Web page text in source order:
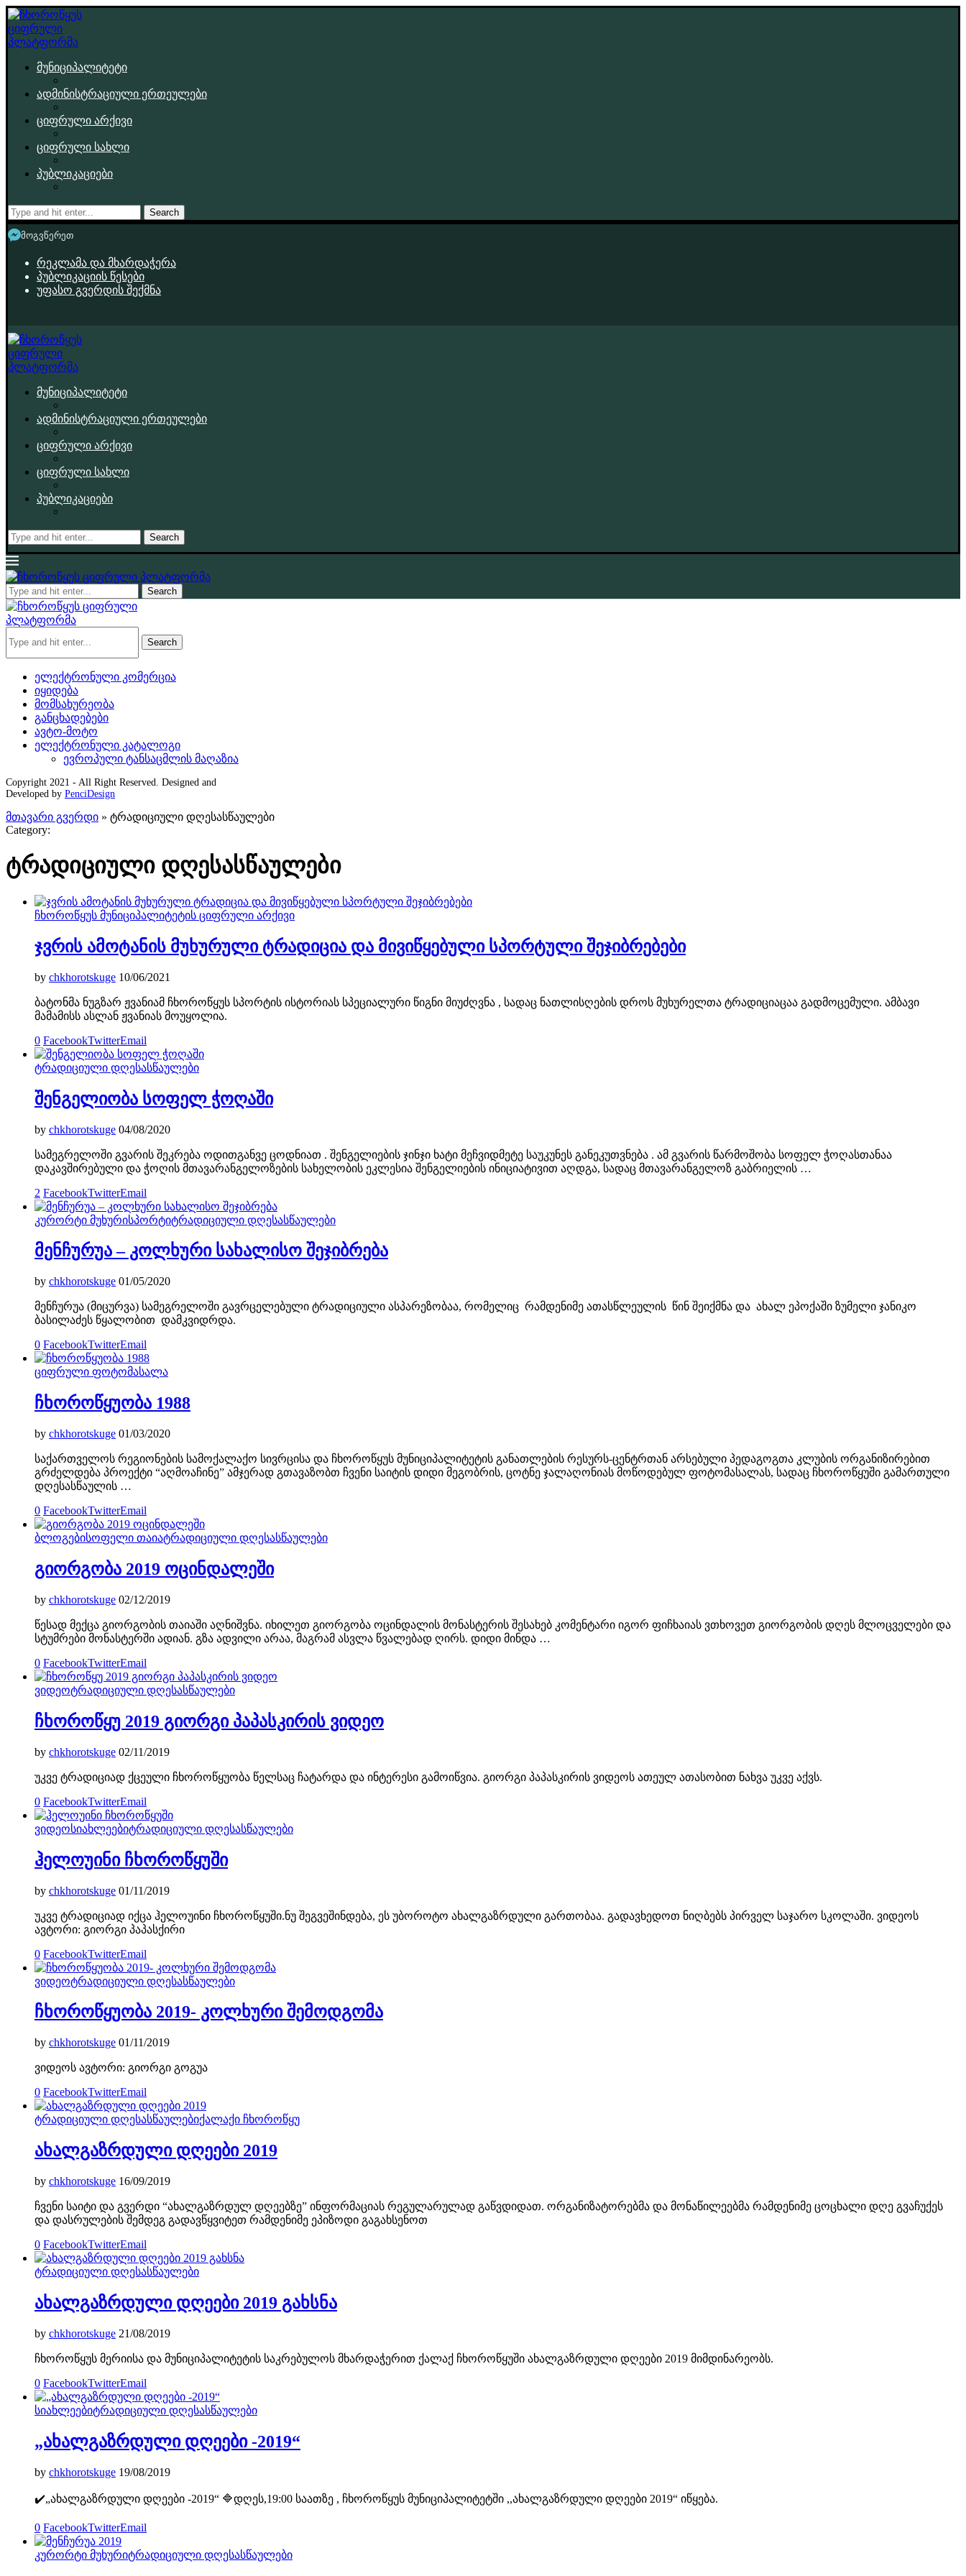
მუნიციპალიტეტი
ადმინისტრაციული ერთეულები
ციფრული არქივი
ციფრული სახლი
პუბლიკაციები
Search
მოგვწერეთ
რეკლამა და მხარდაჭერა
პუბლიკაციის წესები
უფასო გვერდის შექმნა
მუნიციპალიტეტი
ადმინისტრაციული ერთეულები
ციფრული არქივი
ციფრული სახლი
პუბლიკაციები
Search
Search
Search
ელექტრონული კომერცია
იყიდება
მომსახურეობა
განცხადებები
ავტო-მოტო
ელექტრონული კატალოგი
ევროპული ტანსაცმლის მაღაზია
Copyright 2021 - All Right Reserved. Designed and
Developed by PenciDesign
მთავარი გვერდი » ტრადიციული დღესასწაულები
Category:
ტრადიციული დღესასწაულები
ჩხოროწყუს მუნიციპალიტეტის ციფრული არქივი
ჯვრის ამოტანის მუხურული ტრადიცია და მივიწყებული სპორტული შეჯიბრებები
by chkhorotskuge 10/06/2021
ბატონმა ნუგზარ ჟვანიამ ჩხოროწყუს სპორტის ისტორიას სპეციალური წიგნი მიუძღვნა , სადაც ნათლისღების დროს მუხურელთა ტრადიციაცაა გადმოცემული. ამბავი
მამამისს ასლან ჟვანიას მოუყოლია.
0 FacebookTwitterEmail
ტრადიციული დღესასწაულები
შენგელიობა სოფელ ჭოღაში
by chkhorotskuge 04/08/2020
სამეგრელოში გვარის შეკრება ოდითგანვე ცოდნიათ . შენგელიების ჯინჯი ხატი მეჩვიდმეტე საუკუნეს განეკუთვნება . ამ გვარის წარმოშობა სოფელ ჭოღასთანაა
დაკავშირებული და ჭოღის მთავარანგელოზების სახელობის ეკლესია შენგელიების ინიციატივით აღდგა, სადაც მთავარანგელოზ გაბრიელის …
2 FacebookTwitterEmail
კურორტი მუხურისპორტიტრადიციული დღესასწაულები
მენჩურუა – კოლხური სახალისო შეჯიბრება
by chkhorotskuge 01/05/2020
მენჩურუა (მიცურვა) სამეგრელოში გავრცელებული ტრადიციული ასპარეზობაა, რომელიც რამდენიმე ათასწლეულის წინ შეიქმნა და ახალ ეპოქაში ზუმელი ჯანიკო
ბასილაძეს წყალობით დამკვიდრდა.
0 FacebookTwitterEmail
ციფრული ფოტომასალა
ჩხოროწყუობა 1988
by chkhorotskuge 01/03/2020
საქართველოს რეგიონების სამოქალაქო სივრცისა და ჩხოროწყუს მუნიციპალიტეტის განათლების რესურს-ცენტრთან არსებული პედაგოგთა კლუბის ორგანიზირებით
გრძელდება პროექტი “აღმოაჩინე” ამჯერად გთავაზობთ ჩვენი საიტის დიდი მეგობრის, ცოტნე ჯალაღონიას მოწოდებულ ფოტომასალას, სადაც ჩხოროწყუში გამართული
დღესასწაულის …
0 FacebookTwitterEmail
ბლოგებისოფელი თაიატრადიციული დღესასწაულები
გიორგობა 2019 ოცინდალეში
by chkhorotskuge 02/12/2019
წესად მექცა გიორგობის თაიაში აღნიშვნა. იხილეთ გიორგობა ოცინდალის მონასტერის შესახებ კომენტარი იგორ ფიჩხაიას ვთხოვეთ გიორგობის დღეს მლოცველები და
სტუმრები მონასტერში ადიან. გზა ადვილი არაა, მაგრამ ასვლა წვალებად ღირს. დიდი მინდა …
0 FacebookTwitterEmail
ვიდეოტრადიციული დღესასწაულები
ჩხოროწყუ 2019 გიორგი პაპასკირის ვიდეო
by chkhorotskuge 02/11/2019
უკვე ტრადიციად ქცეული ჩხოროწყუობა წელსაც ჩატარდა და ინტერესი გამოიწვია. გიორგი პაპასკირის ვიდეოს ათეულ ათასობით ნახვა უკვე აქვს.
0 FacebookTwitterEmail
ვიდეოსიახლეებიტრადიციული დღესასწაულები
ჰელოუინი ჩხოროწყუში
by chkhorotskuge 01/11/2019
უკვე ტრადიციად იქცა ჰელოუინი ჩხოროწყუში.ნუ შეგვეშინდება, ეს უბოროტო ახალგაზრდული გართობაა. გადავხედოთ ნიღბებს პირველ საჯარო სკოლაში. ვიდეოს
ავტორი: გიორგი პაპასქირი
0 FacebookTwitterEmail
ვიდეოტრადიციული დღესასწაულები
ჩხოროწყუობა 2019- კოლხური შემოდგომა
by chkhorotskuge 01/11/2019
ვიდეოს ავტორი: გიორგი გოგუა
0 FacebookTwitterEmail
ტრადიციული დღესასწაულებიქალაქი ჩხოროწყუ
ახალგაზრდული დღეები 2019
by chkhorotskuge 16/09/2019
ჩვენი საიტი და გვერდი “ახალგაზრდულ დღეებზე” ინფორმაციას რეგულარულად გაწვდიდათ. ორგანიზატორებმა და მონაწილეებმა რამდენიმე ცოცხალი დღე გვაჩუქეს
და დასრულების შემდეგ გადავწყვიტეთ რამდენიმე ეპიზოდი გაგახსენოთ
0 FacebookTwitterEmail
ტრადიციული დღესასწაულები
ახალგაზრდული დღეები 2019 გახსნა
by chkhorotskuge 21/08/2019
ჩხოროწყუს მერიისა და მუნიციპალიტეტის საკრებულოს მხარდაჭერით ქალაქ ჩხოროწყუში ახალგაზრდული დღეები 2019 მიმდინარეობს.
0 FacebookTwitterEmail
სიახლეებიტრადიციული დღესასწაულები
„ახალგაზრდული დღეები -2019“
by chkhorotskuge 19/08/2019
✔️„ახალგაზრდული დღეები -2019“ 🔷დღეს,19:00 საათზე , ჩხოროწყუს მუნიციპალიტეტში ,,ახალგაზრდული დღეები 2019“ იწყება.
0 FacebookTwitterEmail
კურორტი მუხურიტრადიციული დღესასწაულები